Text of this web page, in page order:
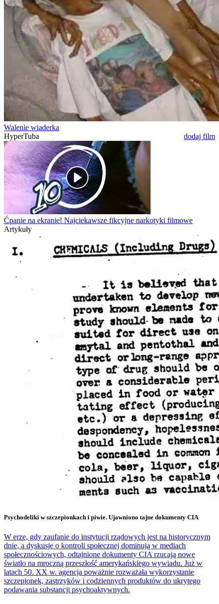
Walenie wiaderka
HyperTuba
dodaj film
Ćpanie na ekranie! Najciekawsze fikcyjne narkotyki filmowe
Artykuły
Psychodeliki w szczepionkach i piwie. Ujawniono tajne dokumenty CIA
W erze, gdy zaufanie do instytucji rządowych jest na historycznym
dnie, a dyskusje o kontroli społecznej dominują w mediach
społecznościowych, odtajnione dokumenty CIA rzucają nowe
światło na mroczną przeszłość amerykańskiego wywiadu. Już w
latach 50. XX w. agencja poważnie rozważała wykorzystanie
szczepionek, zastrzyków i codziennych produktów do ukrytego
podawania substancji psychoaktywnych.